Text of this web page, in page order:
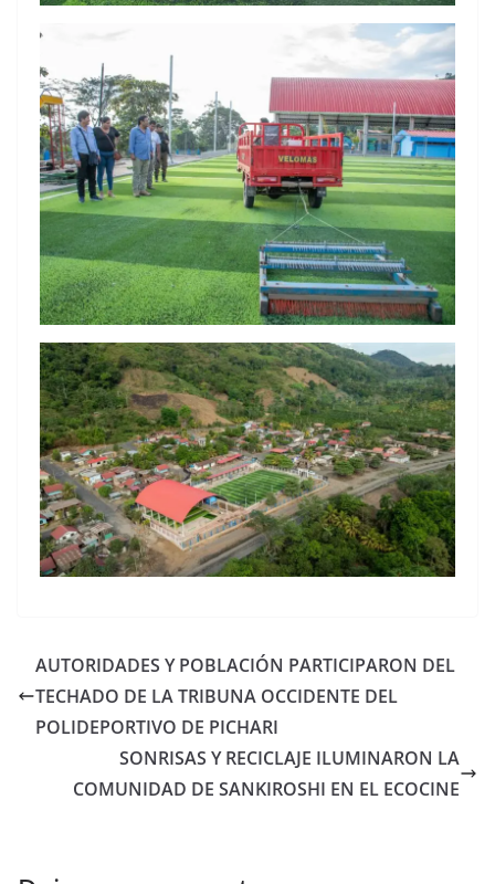
AUTORIDADES Y POBLACIÓN PARTICIPARON DEL
TECHADO DE LA TRIBUNA OCCIDENTE DEL
POLIDEPORTIVO DE PICHARI
SONRISAS Y RECICLAJE ILUMINARON LA
COMUNIDAD DE SANKIROSHI EN EL ECOCINE